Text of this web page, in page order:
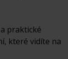
praktické
které vidíte na